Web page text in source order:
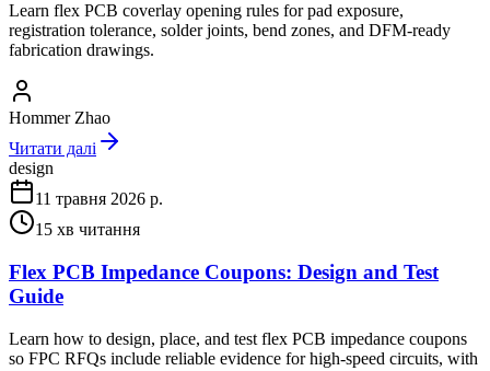
Learn flex PCB coverlay opening rules for pad exposure,
registration tolerance, solder joints, bend zones, and DFM-ready
fabrication drawings.
Hommer Zhao
Читати далі
design
11 травня 2026 р.
15 хв читання
Flex PCB Impedance Coupons: Design and Test
Guide
Learn how to design, place, and test flex PCB impedance coupons
so FPC RFQs include reliable evidence for high-speed circuits, with